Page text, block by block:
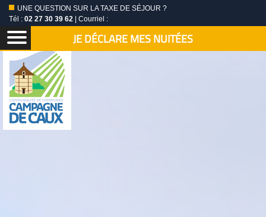
UNE QUESTION SUR LA TAXE DE SÉJOUR ?
Tél : 02 27 30 39 62 | Courriel :
JE DÉCLARE MES NUITÉES